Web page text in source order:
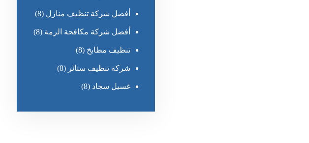
أفضل شركة تنظيف منازل (8)
أفضل شركة مكافحة الرمة (8)
تنظيف مطابخ (8)
شركة تنظيف ستائر (8)
غسيل سجاد (8)